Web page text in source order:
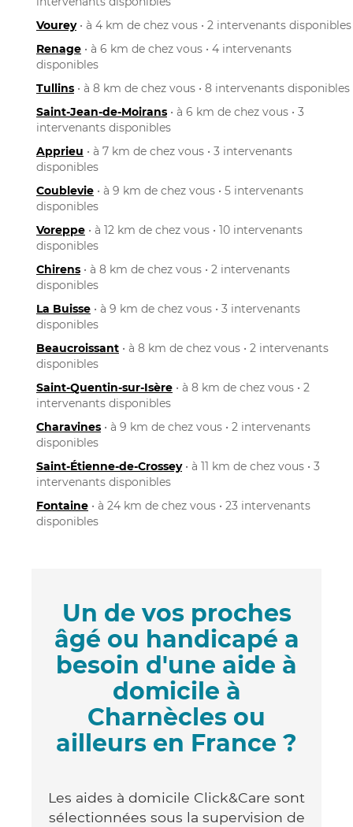
Vourey• à 4 km de chez vous • 2 intervenants disponibles
Renage • à 6 km de chez vous • 4 intervenants
disponibles
Tullins • à 8 km de chez vous • 8 intervenants disponibles
Saint-Jean-de-Moirans • à 6 km de chez vous • 3
intervenants disponibles
Apprieu • à 7 km de chez vous • 3 intervenants
disponibles
Coublevie • à 9 km de chez vous • 5 intervenants
disponibles
Voreppe • à 12 km de chez vous • 10 intervenants
disponibles
Chirens • à 8 km de chez vous • 2 intervenants
disponibles
La Buisse • à 9 km de chez vous • 3 intervenants
disponibles
Beaucroissant • à 8 km de chez vous • 2 intervenants
disponibles
Saint-Quentin-sur-Isère • à 8 km de chez vous • 2
intervenants disponibles
Charavines • à 9 km de chez vous • 2 intervenants
disponibles
Saint-Étienne-de-Crossey• à 11 km de chez vous • 3
intervenants disponibles
Fontaine • à 24 km de chez vous • 23 intervenants
disponibles
Un de vos proches
âgé ou handicapé a
besoin d'une aide à
domicile à
Charnècles ou
ailleurs en France ?
Les aides à domicile Click&Care sont
sélectionnées sous la supervision de